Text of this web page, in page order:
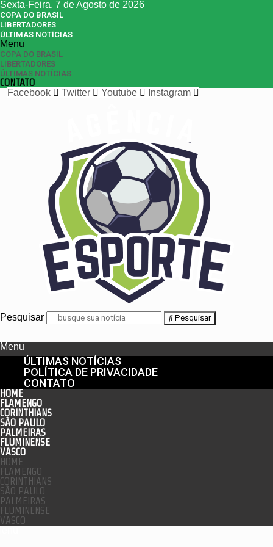
Sexta-Feira, 7 de Agosto de 2026
COPA DO BRASIL
LIBERTADORES
ÚLTIMAS NOTÍCIAS
Menu
COPA DO BRASIL
LIBERTADORES
ÚLTIMAS NOTÍCIAS
CONTATO
Facebook
Twitter Youtube Instagram
Pesquisar Pesquisar
Menu
ÚLTIMAS NOTÍCIAS
POLÍTICA DE PRIVACIDADE
CONTATO
HOME
FLAMENGO
CORINTHIANS
SÃO PAULO
PALMEIRAS
FLUMINENSE
VASCO
HOME
FLAMENGO
CORINTHIANS
SÃO PAULO
PALMEIRAS
FLUMINENSE
VASCO